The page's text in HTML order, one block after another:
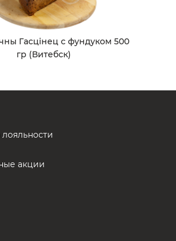
Гасцiнец с фундуком 500
гр (Витебск)
акции